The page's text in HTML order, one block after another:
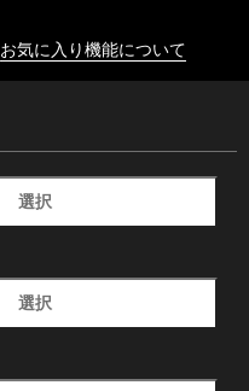
お気に入り機能について
選択
選択